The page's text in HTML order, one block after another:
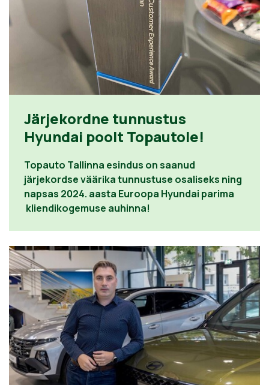
Järjekordne tunnustus
Hyundai poolt Topautole!
Topauto Tallinna esindus on saanud
järjekordse väärika tunnustuse osaliseks ning
napsas 2024. aasta Euroopa Hyundai parima
kliendikogemuse auhinna!